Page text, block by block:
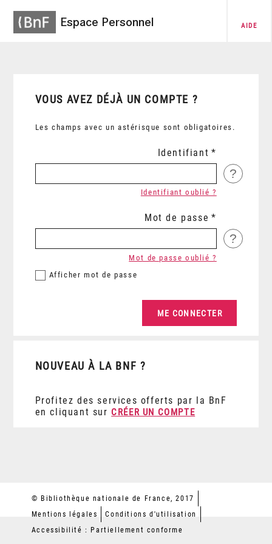
Espace Personnel AIDE
VOUS AVEZ DÉJÀ UN COMPTE ?
Les champs avec un astérisque sont obligatoires.
Identifiant
?
Identifiant oublié ?
Mot de passe
?
Afficher mot de passe
Mot de passe oublié ?
NOUVEAU À LA BNF ?
Profitez des services offerts par la BnF
en cliquant sur CRÉER UN COMPTE
© Bibliothèque nationale de France, 2017
Mentions légales
Conditions d'utilisation
Accessibilité : Partiellement conforme